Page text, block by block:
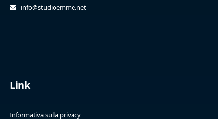
info@studioemme.net
Link
Informativa sulla privacy